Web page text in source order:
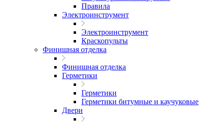
Правила
Электроинструмент
Электроинструмент
Краскопульты
Финишная отделка
Финишная отделка
Герметики
Герметики
Герметики битумные и каучуковые
Двери